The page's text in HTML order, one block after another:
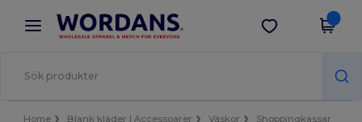
× Wordans-app
Bättre priser i appen!
Hämta app
Home Blank kläder | Accessoarer Väskor
Shoppingkassar